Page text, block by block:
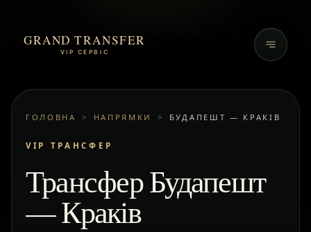
GRAND TRANSFER
VIP СЕРВІС
ГОЛОВНА > НАПРЯМКИ > БУДАПЕШТ — КРАКІВ
VIP ТРАНСФЕР
Трансфер Будапешт
— Краків